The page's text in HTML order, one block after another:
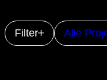
Filter Alle